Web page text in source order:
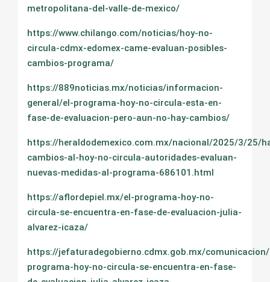
metropolitana-del-valle-de-mexico/
https://www.chilango.com/noticias/hoy-no-
circula-cdmx-edomex-came-evaluan-posibles-
cambios-programa/
https://889noticias.mx/noticias/informacion-
general/el-programa-hoy-no-circula-esta-en-
fase-de-evaluacion-pero-aun-no-hay-cambios/
https://heraldodemexico.com.mx/nacional/2025/3/25/
cambios-al-hoy-no-circula-autoridades-evaluan-
nuevas-medidas-al-programa-686101.html
https://aflordepiel.mx/el-programa-hoy-no-
circula-se-encuentra-en-fase-de-evaluacion-julia-
alvarez-icaza/
https://jefaturadegobierno.cdmx.gob.mx/
programa-hoy-no-circula-se-encuentra-en-fase-